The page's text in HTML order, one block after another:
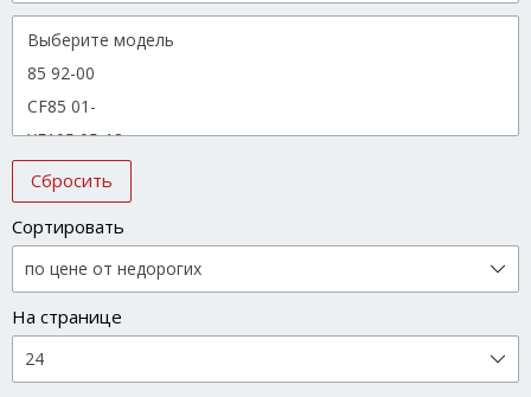
Сбросить
Сортировать
На странице